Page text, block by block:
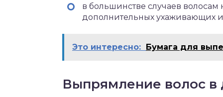
в большинстве случаев волосам
дополнительных ухаживающих
Это интересно: Бумага для
Выпрямление волос в